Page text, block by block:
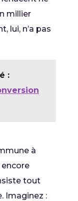
millier
lui, n’a pas
:
à
tout
Imaginez :